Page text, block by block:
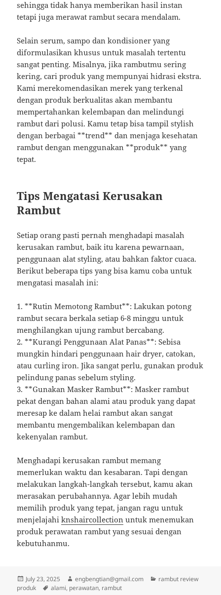
sehingga tidak hanya memberikan hasil instan
tetapi juga merawat rambut secara mendalam.
Selain serum, sampo dan kondisioner yang
diformulasikan khusus untuk masalah tertentu
sangat penting. Misalnya, jika rambutmu sering
kering, cari produk yang mempunyai hidrasi ekstra.
Kami merekomendasikan merek yang terkenal
dengan produk berkualitas akan membantu
mempertahankan kelembapan dan melindungi
rambut dari polusi. Kamu tetap bisa tampil stylish
dengan berbagai **trend** dan menjaga kesehatan
rambut dengan menggunakan **produk** yang
tepat.
Tips Mengatasi Kerusakan
Rambut
Setiap orang pasti pernah menghadapi masalah
kerusakan rambut, baik itu karena pewarnaan,
penggunaan alat styling, atau bahkan faktor cuaca.
Berikut beberapa tips yang bisa kamu coba untuk
mengatasi masalah ini:
1. **Rutin Memotong Rambut**: Lakukan potong
rambut secara berkala setiap 6-8 minggu untuk
menghilangkan ujung rambut bercabang.
2. **Kurangi Penggunaan Alat Panas**: Sebisa
mungkin hindari penggunaan hair dryer, catokan,
atau curling iron. Jika sangat perlu, gunakan produk
pelindung panas sebelum styling.
3. **Gunakan Masker Rambut**: Masker rambut
pekat dengan bahan alami atau produk yang dapat
meresap ke dalam helai rambut akan sangat
membantu mengembalikan kelembapan dan
kekenyalan rambut.
Menghadapi kerusakan rambut memang
memerlukan waktu dan kesabaran. Tapi dengan
melakukan langkah-langkah tersebut, kamu akan
merasakan perubahannya. Agar lebih mudah
memilih produk yang tepat, jangan ragu untuk
menjelajahiknshaircollection untuk menemukan
produk perawatan rambut yang sesuai dengan
kebutuhanmu.
Posted
on
July 23, 2025 Author
engbengtian@gmail.com Categories
rambut review
produk
Tags
alami, perawatan, rambut